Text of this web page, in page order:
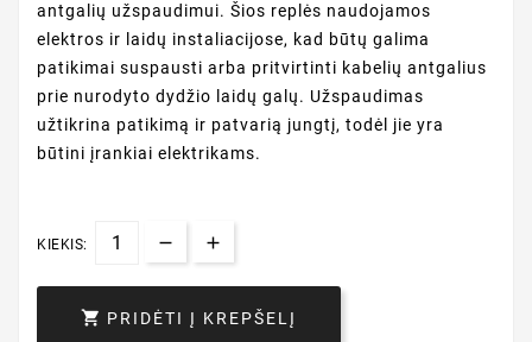
antgalių užspaudimui. Šios replės naudojamos
elektros ir laidų instaliacijose, kad būtų galima
patikimai suspausti arba pritvirtinti kabelių antgalius
prie nurodyto dydžio laidų galų. Užspaudimas
užtikrina patikimą ir patvarią jungtį, todėl jie yra
būtini įrankiai elektrikams.
KIEKIS:
 PRIDĖTI Į KREPŠELĮ